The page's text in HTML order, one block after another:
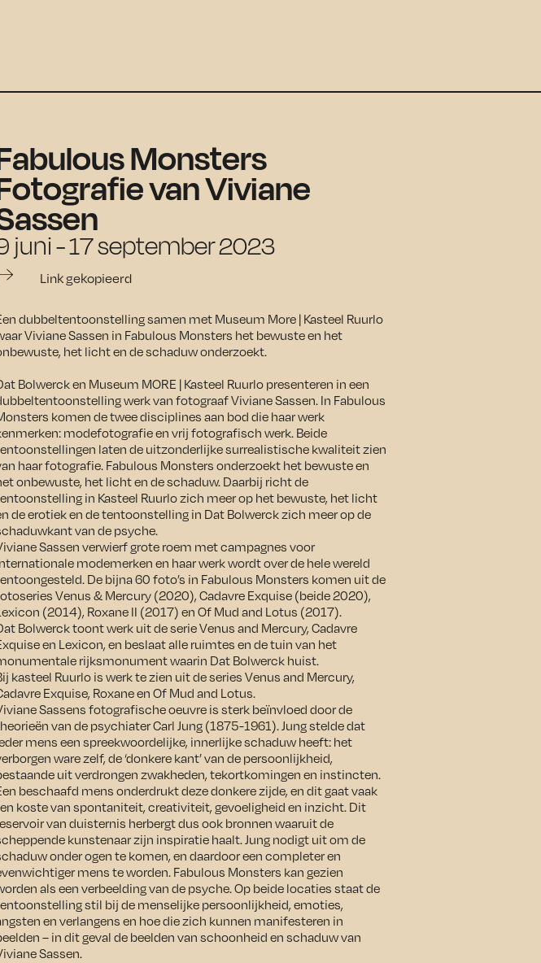
Monsters
van Viviane
juni - 17 september 2023
Link gekopieerd
dubbeltentoonstelling samen met Museum More | Kasteel Ruurlo
Viviane Sassen in Fabulous Monsters het bewuste en het
het licht en de schaduw onderzoekt.
Bolwerck en Museum MORE | Kasteel Ruurlo presenteren in een
werk van fotograaf Viviane Sassen. In Fabulous
komen de twee disciplines aan bod die haar werk
modefotografie en vrij fotografisch werk. Beide
laten de uitzonderlijke surrealistische kwaliteit zien
haar fotografie. Fabulous Monsters onderzoekt het bewuste en
onbewuste, het licht en de schaduw. Daarbij richt de
in Kasteel Ruurlo zich meer op het bewuste, het licht
de erotiek en de tentoonstelling in Dat Bolwerck zich meer op de
van de psyche.
Sassen verwierf grote roem met campagnes voor
modemerken en haar werk wordt over de hele wereld
De bijna 60 foto’s in Fabulous Monsters komen uit de
Venus & Mercury (2020), Cadavre Exquise (beide 2020),
(2014), Roxane II (2017) en Of Mud and Lotus (2017).
Bolwerck toont werk uit de serie Venus and Mercury, Cadavre
en Lexicon, en beslaat alle ruimtes en de tuin van het
rijksmonument waarin Dat Bolwerck huist.
kasteel Ruurlo is werk te zien uit de series Venus and Mercury,
Exquise, Roxane en Of Mud and Lotus.
Sassens fotografische oeuvre is sterk beïnvloed door de
van de psychiater Carl Jung (1875-1961). Jung stelde dat
mens een spreekwoordelijke, innerlijke schaduw heeft: het
ware zelf, de ‘donkere kant’ van de persoonlijkheid,
uit verdrongen zwakheden, tekortkomingen en instincten.
beschaafd mens onderdrukt deze donkere zijde, en dit gaat vaak
koste van spontaniteit, creativiteit, gevoeligheid en inzicht. Dit
van duisternis herbergt dus ook bronnen waaruit de
kunstenaar zijn inspiratie haalt. Jung nodigt uit om de
onder ogen te komen, en daardoor een completer en
mens te worden. Fabulous Monsters kan gezien
als een verbeelding van de psyche. Op beide locaties staat de
stil bij de menselijke persoonlijkheid, emoties,
en verlangens en hoe die zich kunnen manifesteren in
– in dit geval de beelden van schoonheid en schaduw van
Sassen.